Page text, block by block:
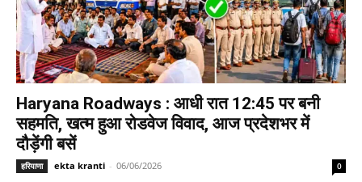
Haryana Roadways : आधी रात 12:45 पर बनी
सहमति, खत्म हुआ रोडवेज विवाद, आज प्रदेशभर में
दौड़ेंगी बसें
हरियाणा ekta kranti - 06/06/2026 0